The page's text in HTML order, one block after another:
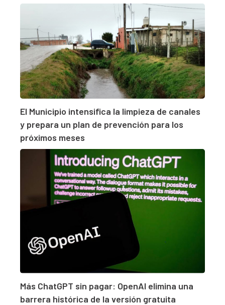
El Municipio intensifica la limpieza de canales
y prepara un plan de prevención para los
próximos meses
Más ChatGPT sin pagar: OpenAI elimina una
barrera histórica de la versión gratuita